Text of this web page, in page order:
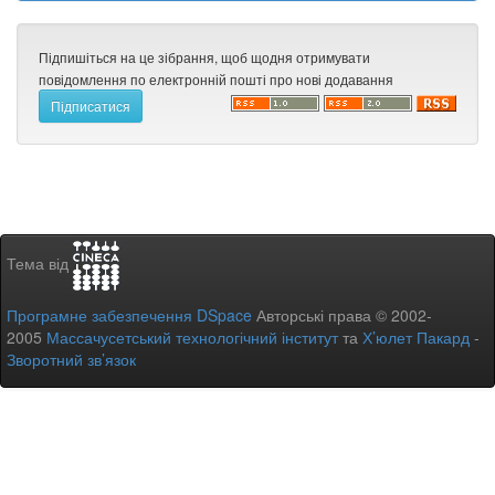
Підпишіться на це зібрання, щоб щодня отримувати
повідомлення по електронній пошті про нові додавання
Тема від
Програмне забезпечення DSpace Авторські права © 2002-
2005 Массачусетський технологічний інститутта Х’юлет Пакард -
Зворотний зв’язок